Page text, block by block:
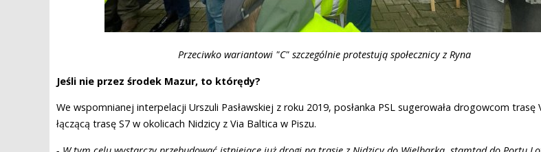
Przeciwko wariantowi "C" szczególnie protestują społecznicy z Ryna
Jeśli nie przez środek Mazur, to którędy?
We wspomnianej interpelacji Urszuli Pasławskiej z roku 2019, posłanka PSL sugerowała drogowcom trasę
łączącą trasę S7 w okolicach Nidzicy z Via Baltica w Piszu.